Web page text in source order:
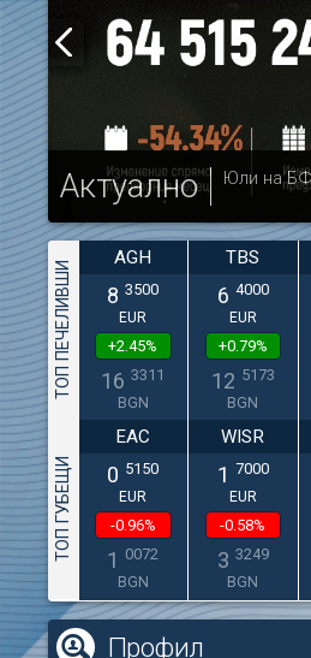
Актуално Юли на
ТОП ПЕЧЕЛИВШИ
AGH
8 3500
EUR
+2.45%
16 3311
BGN
TBS
6 4000
EUR
+0.79%
12 5173
BGN
ТОП ГУБЕЩИ
EAC
0 5150
EUR
-0.96%
1 0072
BGN
WISR
1 7000
EUR
-0.58%
3 3249
BGN
Профил